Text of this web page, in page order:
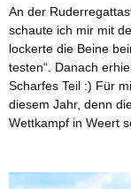
An der
schaute ich mir mit
lockerte die Beine
testen“. Danach
Scharfes Teil :) Für
diesem Jahr, denn
Wettkampf in Weert